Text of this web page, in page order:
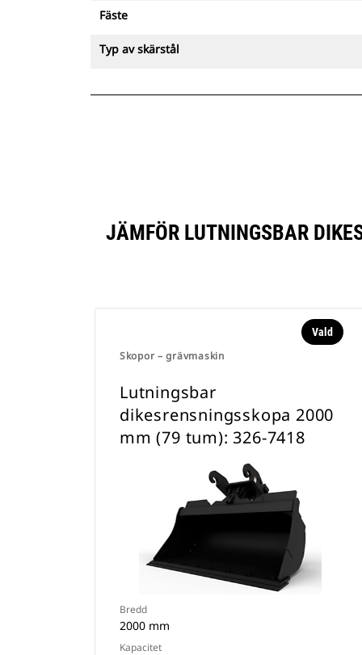
Fäste
Typ av skärstål
JÄMFÖR LUTNINGSBAR
Skopor – grävmaskin
Vald
Lutningsbar
dikesrensningsskopa 2000
mm (79 tum): 326-7418
Bredd
2000 mm
Kapacitet